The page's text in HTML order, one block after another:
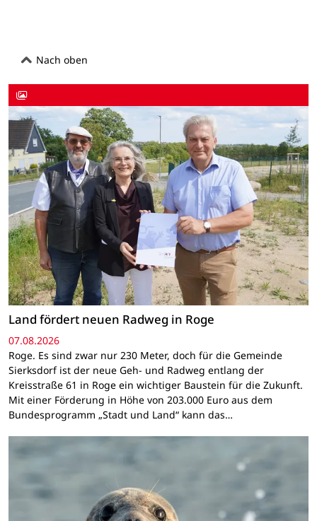
Nach oben
Land fördert neuen Radweg in Roge
07.08.2026
Roge. Es sind zwar nur 230 Meter, doch für die Gemeinde
Sierksdorf ist der neue Geh- und Radweg entlang der
Kreisstraße 61 in Roge ein wichtiger Baustein für die Zukunft.
Mit einer Förderung in Höhe von 203.000 Euro aus dem
Bundesprogramm „Stadt und Land“ kann das…